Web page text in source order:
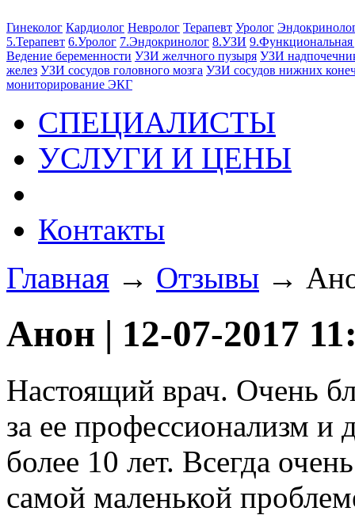
Гинеколог Кардиолог Невролог Терапевт Уролог
5.Терапевт 6.Уролог 7.Эндокринолог 8.УЗИ 9.Функциональная
Ведение беременности УЗИ желчного пузыря УЗИ
желез УЗИ сосудов головного мозга УЗИ сосудов нижних
мониторирование ЭКГ
СПЕЦИАЛИСТЫ
УСЛУГИ И ЦЕНЫ
Контакты
Главная → Отзывы →
Анон | 12-07-2017
Настоящий врач. Очень
за ее профессионализм
более 10 лет. Всегда
самой маленькой